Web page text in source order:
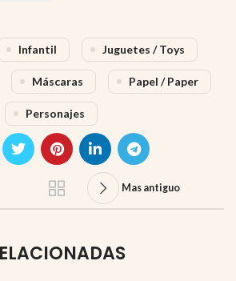
Infantil Juguetes / Toys
Máscaras Papel / Paper
Personajes
Mas antiguo